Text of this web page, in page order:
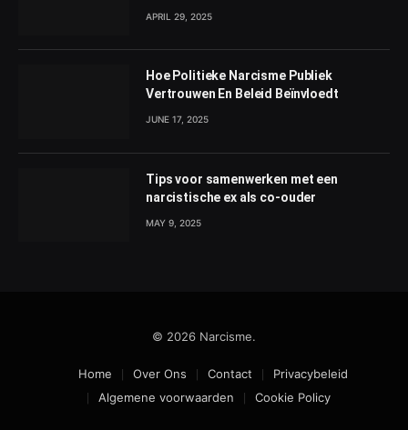
APRIL 29, 2025
Hoe Politieke Narcisme Publiek
Vertrouwen En Beleid Beïnvloedt
JUNE 17, 2025
Tips voor samenwerken met een
narcistische ex als co-ouder
MAY 9, 2025
© 2026 Narcisme.
Home Over Ons Contact
Privacybeleid
Algemene voorwaarden
Cookie Policy